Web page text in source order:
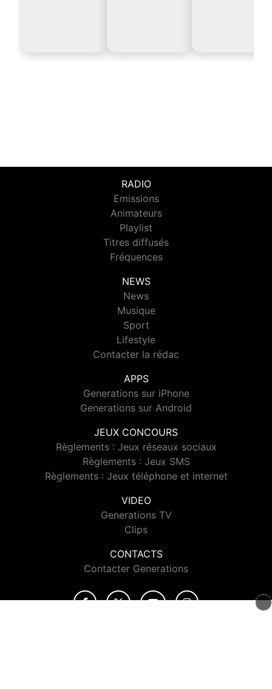
RADIO
Emissions
Animateurs
Playlist
Titres diffusés
Fréquences
NEWS
News
Musique
Sport
Lifestyle
Contacter la rédac
APPS
Generations sur iPhone
Generations sur Android
JEUX CONCOURS
Règlements : Jeux réseaux sociaux
Règlements : Jeux SMS
Règlements : Jeux téléphone et internet
VIDEO
Generations TV
Clips
CONTACTS
Contacter Generations